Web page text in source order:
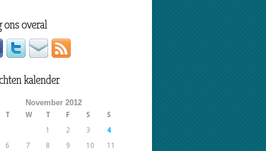
ons overal
kalender
November 2012
T W T F S
S
1
2 3
4
6 7 8 9 10
11